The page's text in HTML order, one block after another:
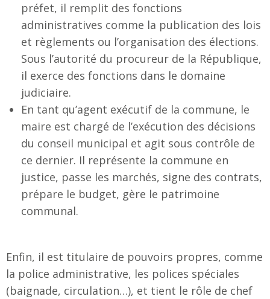
préfet, il remplit des fonctions
administratives comme la publication des lois
et règlements ou l’organisation des élections.
Sous l’autorité du procureur de la République,
il exerce des fonctions dans le domaine
judiciaire.
En tant qu’agent exécutif de la commune, le
maire est chargé de l’exécution des décisions
du conseil municipal et agit sous contrôle de
ce dernier. Il représente la commune en
justice, passe les marchés, signe des contrats,
prépare le budget, gère le patrimoine
communal.
Enfin, il est titulaire de pouvoirs propres, comme
la police administrative, les polices spéciales
(baignade, circulation…), et tient le rôle de chef